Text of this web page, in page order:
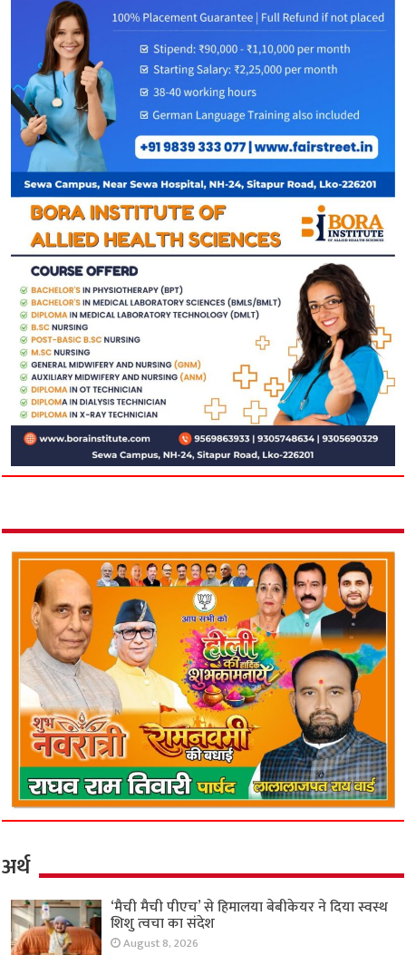
अर्थ
‘मैची मैची पीएच’ से हिमालया बेबीकेयर ने दिया स्वस्थ
शिशु त्वचा का संदेश
August 8, 2026